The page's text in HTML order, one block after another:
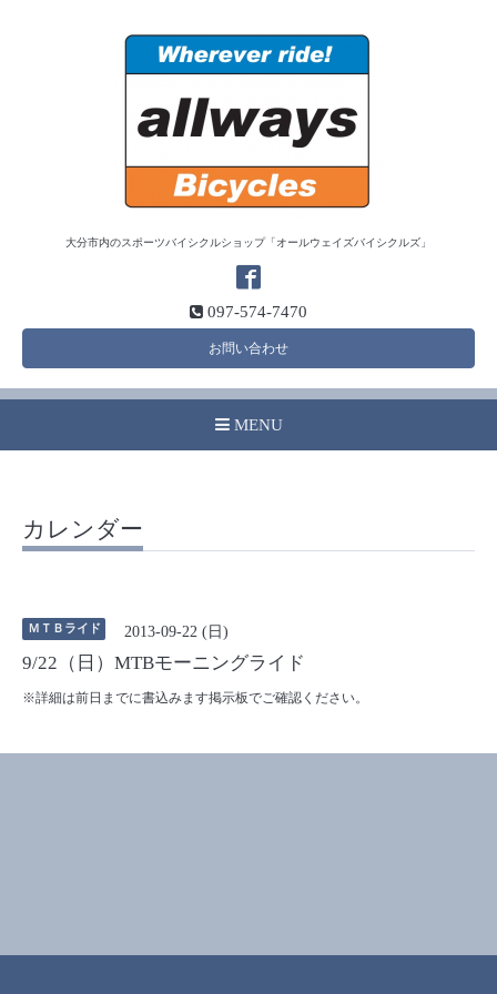
大分市内のスポーツバイシクルショップ「オールウェイズバイシクルズ」
097-574-7470
お問い合わせ
MENU
カレンダー
ＭＴＢライド 2013-09-22 (日)
9/22（日）MTBモーニングライド
※詳細は前日までに書込みます掲示板でご確認ください。